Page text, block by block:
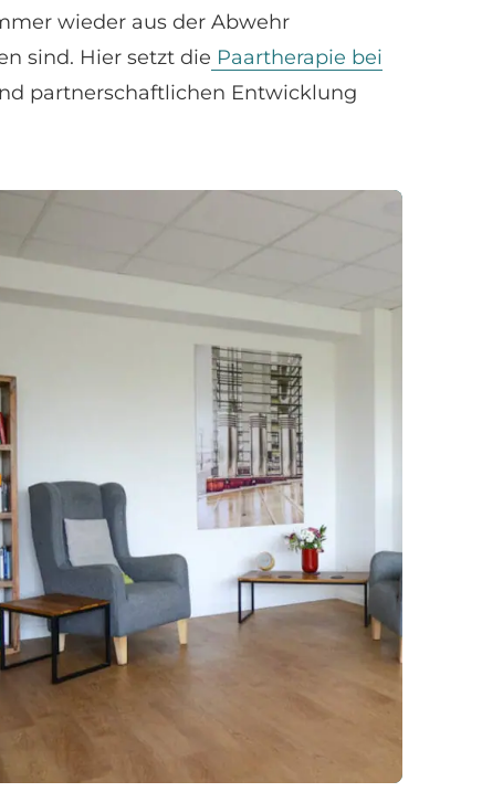
wieder aus der Abwehr
sind. Hier setzt die Paartherapie bei
partnerschaftlichen Entwicklung